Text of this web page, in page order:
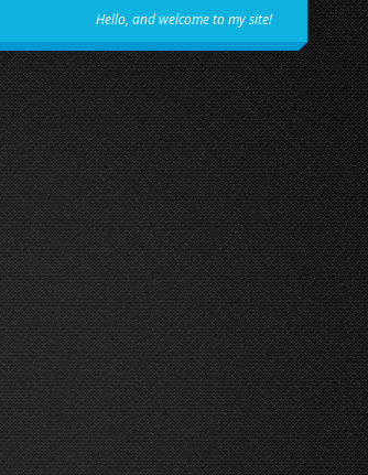
Hello, and welcome to my site!